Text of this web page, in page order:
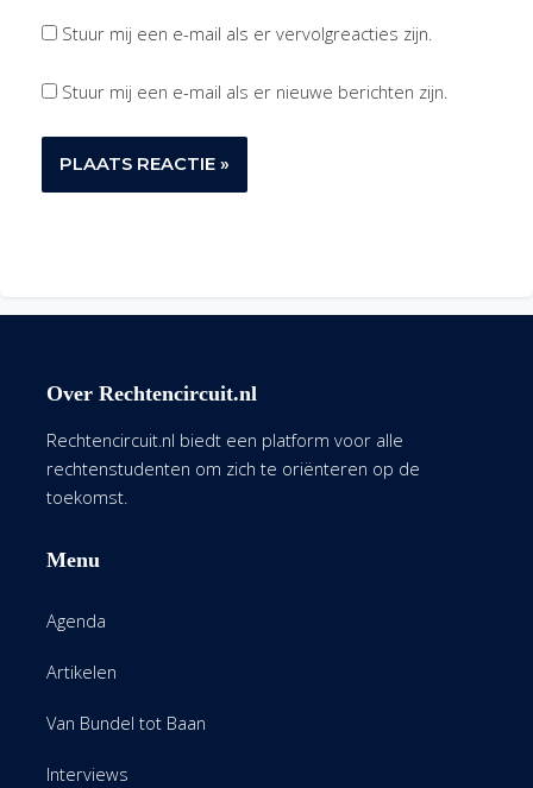
Stuur mij een e-mail als er vervolgreacties zijn.
Stuur mij een e-mail als er nieuwe berichten zijn.
Over Rechtencircuit.nl
Rechtencircuit.nl biedt een platform voor alle
rechtenstudenten om zich te oriënteren op de
toekomst.
Menu
Agenda
Artikelen
Van Bundel tot Baan
Interviews